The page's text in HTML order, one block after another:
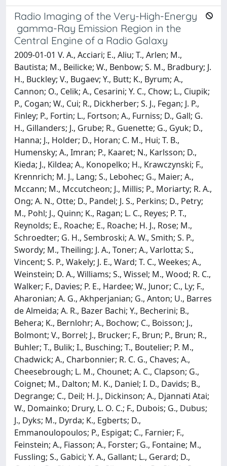
Radio Imaging of the Very-High-Energy
gamma-Ray Emission Region in the
Central Engine of a Radio Galaxy
2009-01-01 V. A., Acciari; E., Aliu; T., Arlen; M.,
Bautista; M., Beilicke; W., Benbow; S. M., Bradbury; J.
H., Buckley; V., Bugaev; Y., Butt; K., Byrum; A.,
Cannon; O., Celik; A., Cesarini; Y. C., Chow; L., Ciupik;
P., Cogan; W., Cui; R., Dickherber; S. J., Fegan; J. P.,
Finley; P., Fortin; L., Fortson; A., Furniss; D., Gall; G.
H., Gillanders; J., Grube; R., Guenette; G., Gyuk; D.,
Hanna; J., Holder; D., Horan; C. M., Hui; T. B.,
Humensky; A., Imran; P., Kaaret; N., Karlsson; D.,
Kieda; J., Kildea; A., Konopelko; H., Krawczynski; F.,
Krennrich; M. J., Lang; S., Lebohec; G., Maier; A.,
Mccann; M., Mccutcheon; J., Millis; P., Moriarty; R. A.,
Ong; A. N., Otte; D., Pandel; J. S., Perkins; D., Petry;
M., Pohl; J., Quinn; K., Ragan; L. C., Reyes; P. T.,
Reynolds; E., Roache; E., Roache; H. J., Rose; M.,
Schroedter; G. H., Sembroski; A. W., Smith; S. P.,
Swordy; M., Theiling; J. A., Toner; A., Varlotta; S.,
Vincent; S. P., Wakely; J. E., Ward; T. C., Weekes; A.,
Weinstein; D. A., Williams; S., Wissel; M., Wood; R. C.,
Walker; F., Davies; P. E., Hardee; W., Junor; C., Ly; F.,
Aharonian; A. G., Akhperjanian; G., Anton; U., Barres
de Almeida; A. R., Bazer Bachi; Y., Becherini; B.,
Behera; K., Bernlohr; A., Bochow; C., Boisson; J.,
Bolmont; V., Borrel; J., Brucker; F., Brun; P., Brun; R.,
Buhler; T., Bulik; I., Busching; T., Boutelier; P. M.,
Chadwick; A., Charbonnier; R. C. G., Chaves; A.,
Cheesebrough; L. M., Chounet; A. C., Clapson; G.,
Coignet; M., Dalton; M. K., Daniel; I. D., Davids; B.,
Degrange; C., Deil; H. J., Dickinson; A., Djannati Atai;
W., Domainko; Drury, L. O. C.; F., Dubois; G., Dubus;
J., Dyks; M., Dyrda; K., Egberts; D.,
Emmanoulopoulos; P., Espigat; C., Farnier; F.,
Feinstein; A., Fiasson; A., Forster; G., Fontaine; M.,
Fussling; S., Gabici; Y. A., Gallant; L., Gerard; D.,